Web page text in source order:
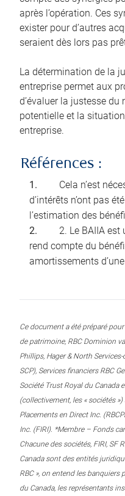
après l’opération. Ces
exister pour d’autres
seraient dès lors pas
La détermination de la
entreprise permet aux
d’évaluer la justesse du
potentielle et la
entreprise.
Références :
Cela n’est
d’intérêts n’ont pas
l’estimation des
2. Le BAIIA
rend compte du
amortissements
Ce document a été préparé
de patrimoine, RBC Dominion
Phillips, Hager & North
SCP), Services financiers RBC
Société Trust Royal du Canada
(collectivement, les « sociétés
Placements en Direct Inc.
Inc. (FIRI). *Membre – Fonds
Chacune des sociétés, FIRI, SF
Canada sont des entités
RBC », on entend les banquiers
du Canada, les représentants